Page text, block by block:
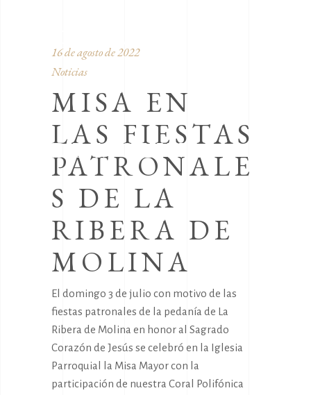
DE MOLINA
16 de agosto de 2022
Noticias
MISA EN
LAS FIESTAS
PATRONALE
S DE LA
RIBERA DE
MOLINA
El domingo 3 de julio con motivo de las
fiestas patronales de la pedanía de La
Ribera de Molina en honor al Sagrado
Corazón de Jesús se celebró en la Iglesia
Parroquial la Misa Mayor con la
participación de nuestra Coral Polifónica